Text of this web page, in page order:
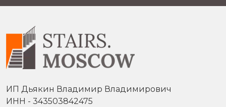
ИП Дьякин Владимир Владимирович
ИНН - 343503842475